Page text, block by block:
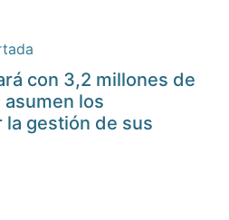
con 3,2 millones de
los
gestión de sus